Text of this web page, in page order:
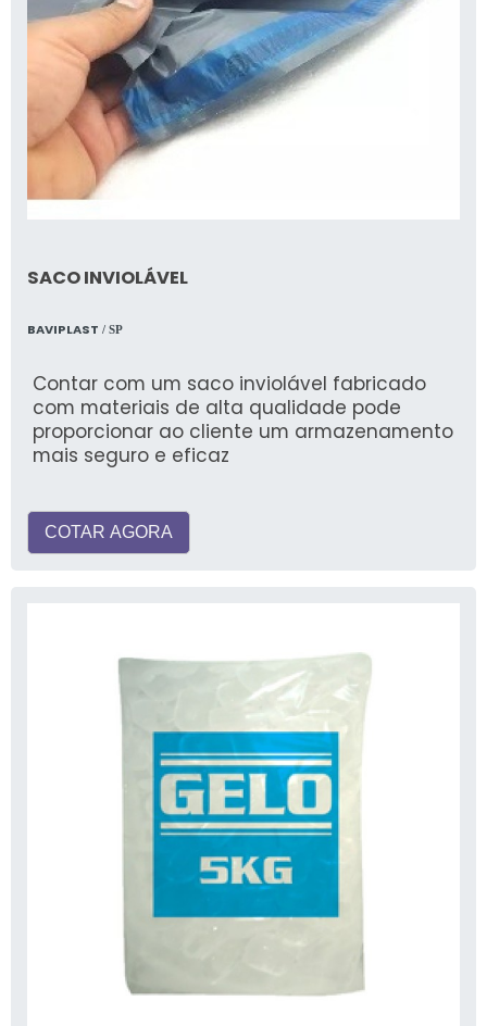
SACO INVIOLÁVEL
BAVIPLAST / SP
Contar com um saco inviolável fabricado
com materiais de alta qualidade pode
proporcionar ao cliente um armazenamento
mais seguro e eficaz
COTAR AGORA